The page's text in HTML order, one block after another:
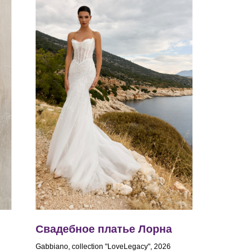
Свадебное платье Лорна
Gabbiano, collection "LoveLegacy", 2026